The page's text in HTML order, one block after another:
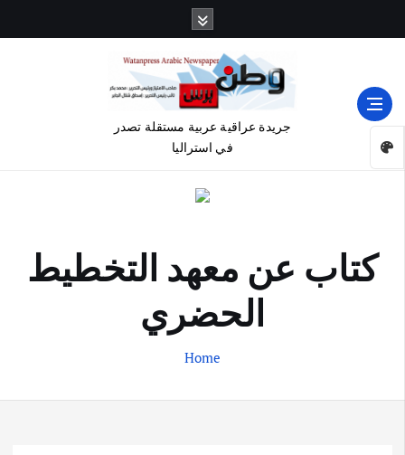
جريدة عراقية عربية مستقلة تصدر
في استراليا
كتاب عن معهد التخطيط
الحضري
Home